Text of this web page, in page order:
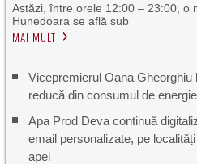
Astăzi, între orele 12:00 – 23:00, o
Hunedoara se află sub
MAI MULT
Vicepremierul Oana
reducă din consumul de energie
Apa Prod Deva continuă
email personalizate, pe
apei